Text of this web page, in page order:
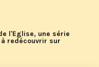
l'Église, une série
redécouvrir sur